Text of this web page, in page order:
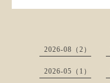
2026-08（2）
2026-05（1）